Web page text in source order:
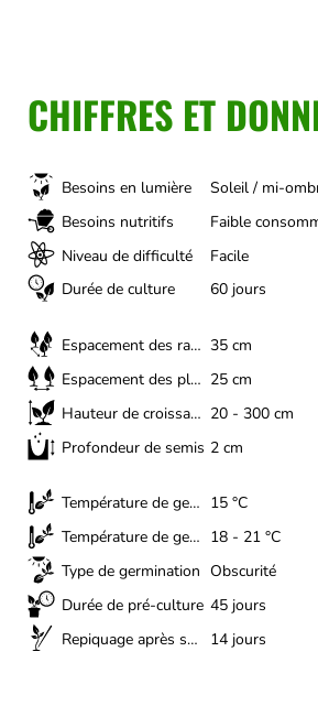
CHIFFRES ET
Besoins en lumière
Soleil / mi-
Besoins nutritifs
Faible
Niveau de difficulté
Facile
Durée de culture
60 jours
Espacement des rangs
35 cm
Espacement des plantes
25 cm
Hauteur de croissance
20 - 300 cm
Profondeur de semis 2 cm
Température de germination (minimum)
15 °C
Température de germination (optimale)
18 - 21 °C
Type de germination Obscurité
Durée de pré-culture 45 jours
Repiquage après semis
14 jours